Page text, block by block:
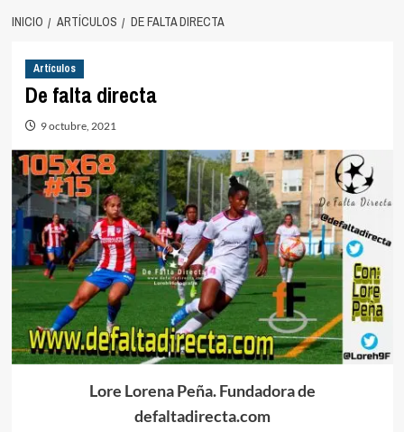
INICIO ARTÍCULOS DE FALTA DIRECTA
Artículos
De falta directa
9 octubre, 2021
Lore Lorena Peña. Fundadora de
defaltadirecta.com